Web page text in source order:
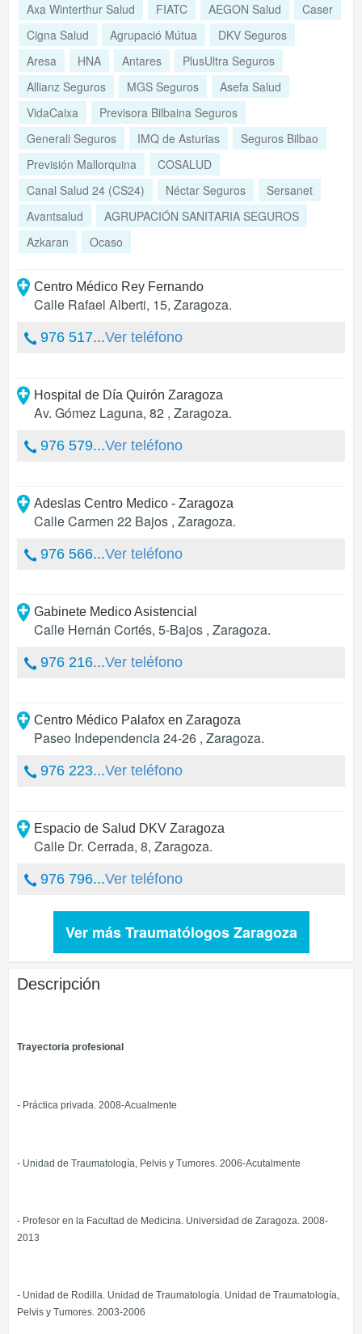
Axa Winterthur Salud
FIATC AEGON Salud
Caser
Cigna Salud
Agrupació Mútua
DKV Seguros
Aresa
HNA Antares
PlusUltra Seguros
Allianz Seguros
MGS Seguros
Asefa Salud
VidaCaixa
Previsora Bilbaina Seguros
Generali Seguros
IMQ de Asturias
Seguros Bilbao
Previsión Mallorquina
COSALUD
Canal Salud 24 (CS24)
Néctar Seguros
Sersanet
Avantsalud
AGRUPACIÓN SANITARIA SEGUROS
Azkaran
Ocaso
Centro Médico Rey Fernando
Calle Rafael Alberti, 15, Zaragoza.
976 517...Ver teléfono
Hospital de Día Quirón Zaragoza
Av. Gómez Laguna, 82 , Zaragoza.
976 579...Ver teléfono
Adeslas Centro Medico - Zaragoza
Calle Carmen 22 Bajos , Zaragoza.
976 566...Ver teléfono
Gabinete Medico Asistencial
Calle Hernán Cortés, 5-Bajos , Zaragoza.
976 216...Ver teléfono
Centro Médico Palafox en Zaragoza
Paseo Independencia 24-26 , Zaragoza.
976 223...Ver teléfono
Espacio de Salud DKV Zaragoza
Calle Dr. Cerrada, 8, Zaragoza.
976 796...Ver teléfono
Ver más Traumatólogos Zaragoza
Descripción
Trayectoria profesional
- Práctica privada. 2008-Acualmente
- Unidad de Traumatología, Pelvis y Tumores. 2006-Acutalmente
- Profesor en la Facultad de Medicina. Universidad de Zaragoza. 2008-
2013
- Unidad de Rodilla. Unidad de Traumatología. Unidad de Traumatología,
Pelvis y Tumores. 2003-2006